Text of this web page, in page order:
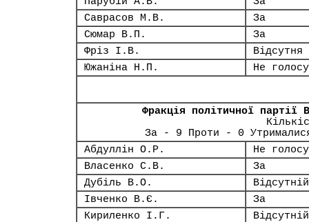
Саврасов М.В.
За
Сюмар В.П.
За
Фріз І.В.
Відсутня
Южаніна Н.П.
Не
Фракція політичної партії
За - 9 Проти - 0
Абдуллін О.Р.
Не
Власенко С.В.
За
Дубіль В.О.
Відсутній
Івченко В.Є.
За
Кириленко І.Г.
Відсутній